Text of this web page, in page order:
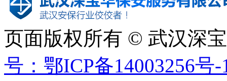
页面版权所有 © 武汉深
号：鄂ICP备14003256号-